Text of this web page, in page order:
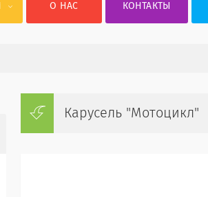
О НАС КОНТАКТЫ
Карусель "Мотоцикл"